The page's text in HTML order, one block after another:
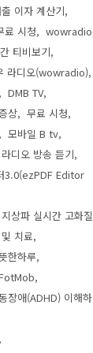
이자 계산기
료 시청
wowradio
티비보기
라디오(wowradio)
DMB TV
상
무료 시청
모바일 B tv
라디오 방송 듣기
3.0(ezPDF Editor
지상파 실시간 고화질
치료
한하루
장애(ADHD) 이해하